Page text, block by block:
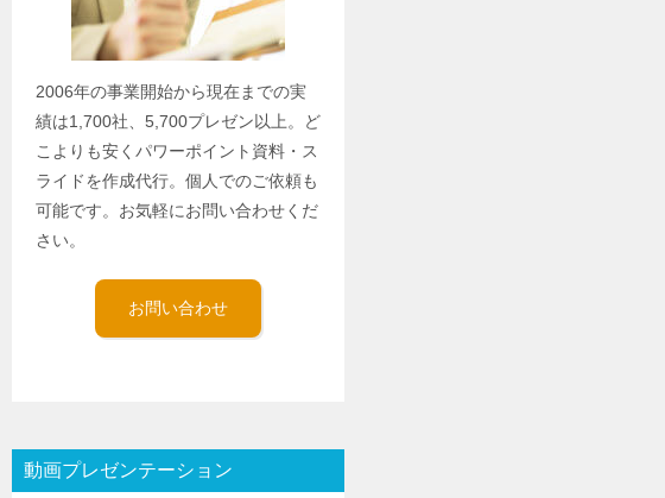
2006年の事業開始から現在までの実
績は1,700社、5,700プレゼン以上。ど
こよりも安くパワーポイント資料・ス
ライドを作成代行。個人でのご依頼も
可能です。お気軽にお問い合わせくだ
さい。
お問い合わせ
動画プレゼンテーション